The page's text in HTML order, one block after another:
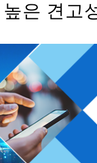
은 견고